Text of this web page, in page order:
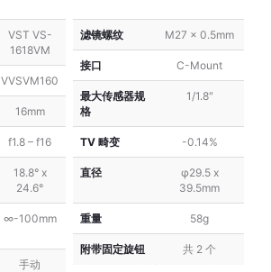
1/1.8″
f/1.8
Series)
1/1.8″
f/1.8
(VS-
Series)
VST VS-
1618VM
VVSVM160
16mm
f1.8 – f16
18.8° x
24.6°
∞-100mm
手动
滤镜螺纹 M27 x 0.5mm
接口 C-Mount
最大传感器规
格
1/1.8″
TV 畸变 -0.14%
直径
φ29.5 x
39.5mm
重量 58g
附带固定旋钮 共 2 个